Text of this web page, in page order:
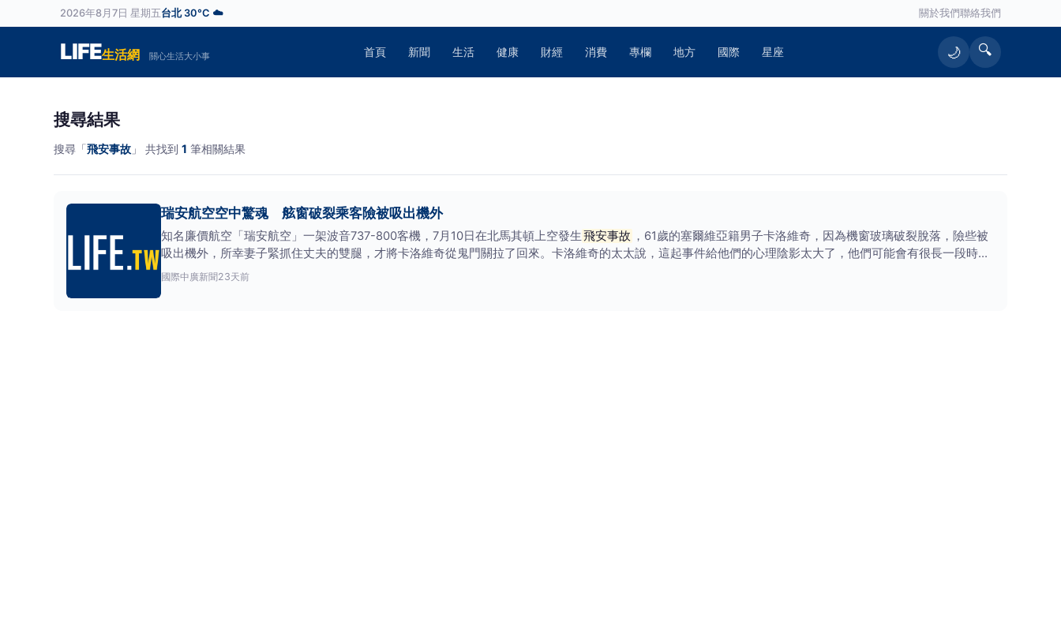
2026年8月7日 星期五台北 30°C ☁️ 關於我們聯絡我們
LIFE生活網 關心生活大小事 首頁 新聞 生活 健康 財經 消費 專欄 地方 國際 星座 🌙 🔍
搜尋結果
搜尋「飛安事故 」 共找到 1 筆相關結果
瑞安航空空中驚魂 舷窗破裂乘客險被吸出機外
知名廉價航空「瑞安航空」一架波音737-800客機，7月10日在北馬其頓上空發生飛安事故 ，61歲的塞爾維亞籍男子卡洛維奇，因為機窗玻璃破裂脫落，險些被
吸出機外，所幸妻子緊抓住丈夫的雙腿，才將卡洛維奇從鬼門關拉了回來。卡洛維奇的太太說，這起事件給他們的心理陰影太大了，他們可能會有很長一段時
間，不敢再搭
國際中廣新聞23天前